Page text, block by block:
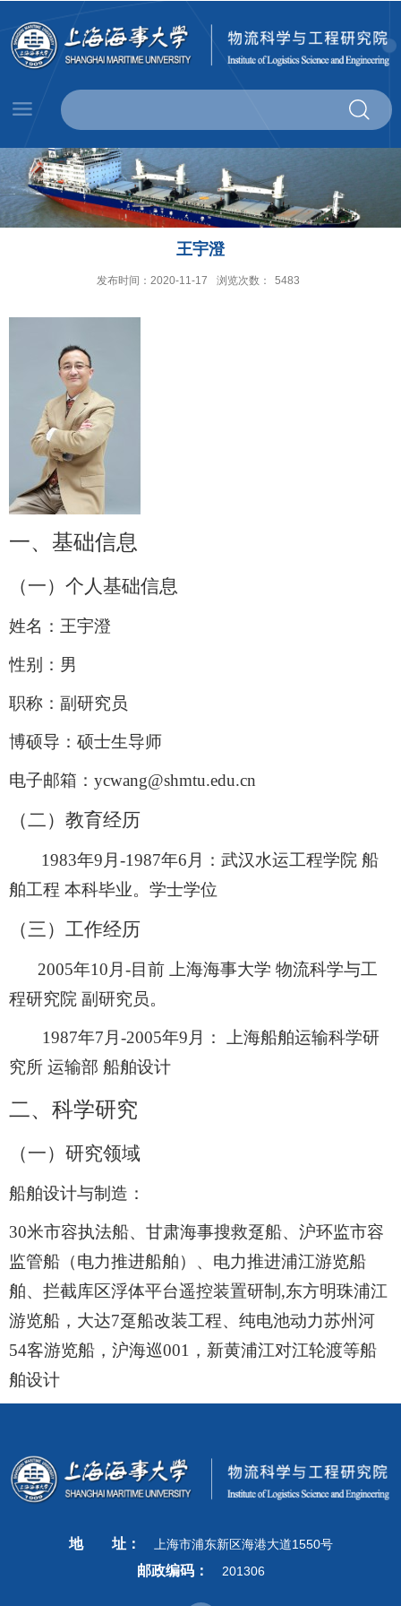
王宇澄
发布时间：2020-11-17 浏览次数： 5483
一、 基础信息
（一）个人基础信息
姓名：王宇澄
性别：男
职称： 副研究员
博硕导 ：硕士生导师
电子邮箱： ycwang@shmtu.edu.cn
（二）教育经历
1983年9 月 -1987年6 月：武汉水运工程学院 船
舶工程 本科毕业。学士学位
（三）工作经历
2005年10 月 -目前 上海海事大学 物流科学与工
程研究院 副研究员。
1987年7 月 -2005年9 月： 上海船舶运输科学研
究所 运输部 船舶设计
二、科学研究
（一）研究领域
船舶设计与制造：
30米市容执法船、甘肃海事搜救趸船、沪环监市容
监管船（电力推进船舶）、电力推进浦江游览船
舶、拦截库区浮体平台遥控装置研制 ,东方明珠浦江
游览船，大达7趸船改装工程、纯电池动力苏州河
54客游览船，沪海巡001 ，新黄浦江对江轮渡等船
舶设计
地 址： 上海市浦东新区海港大道1550号
邮政编码： 201306